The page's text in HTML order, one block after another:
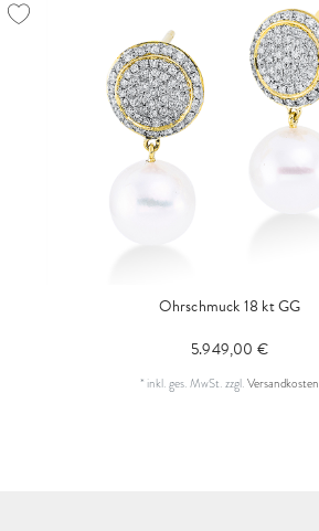
Ohrschmuck 18 kt GG
5.949,00 €
* inkl. ges. MwSt.zzgl.Versandkosten